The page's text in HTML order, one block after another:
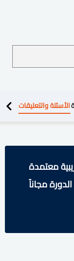
الأسئلة والتعليقات
معتمدة
مجاناً